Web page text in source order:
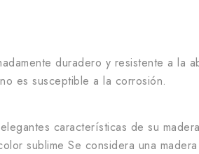
duradero y resistente a la
es susceptible a la corrosión.
características de su
sublime Se considera una